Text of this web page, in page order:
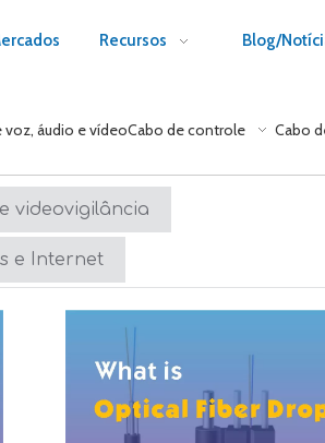
Recursos Blog/
voz, áudio e vídeoCabo de controle Cabo
videovigilância
e Internet